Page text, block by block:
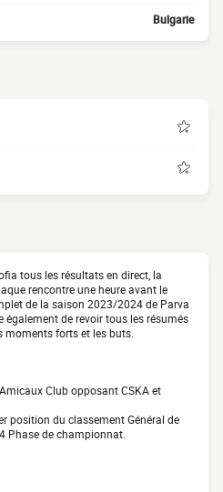
Bulgarie
tous les résultats en direct, la
rencontre une heure avant le
de la saison 2023/2024 de Parva
également de revoir tous les résumés
moments forts et les buts.
Club opposant CSKA et
position du classement Général de
Phase de championnat.